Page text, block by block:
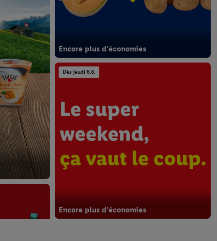
Encore plus d'économies
Dès jeudi 6.8.
Encore plus d'économies